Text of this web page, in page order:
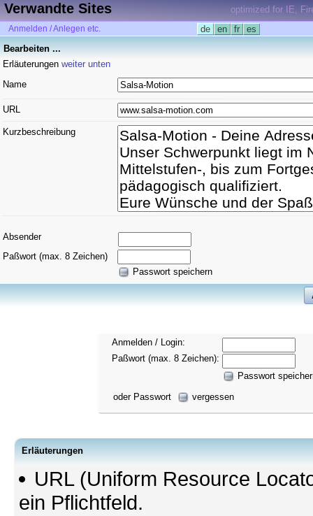
Verwandte Sites optimized for IE,
Anmelden / Anlegen etc. de en fr
es
Bearbeiten ...
Erläuterungen weiter unten
Name
URL
Kurzbeschreibung
Absender
Paßwort (max. 8 Zeichen)
Passwort speichern
Anmelden / Login:
Paßwort (max. 8 Zeichen):
Passwort
oder Passwort
vergessen
Erläuterungen
URL (Uniform Resource
ein Pflichtfeld.